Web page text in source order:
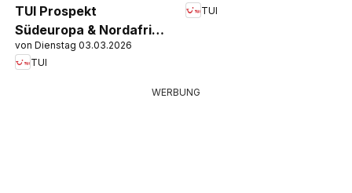
TUI Prospekt
Südeuropa & Nordafrika
2026/27
von Dienstag 03.03.2026
TUI
TUI
WERBUNG